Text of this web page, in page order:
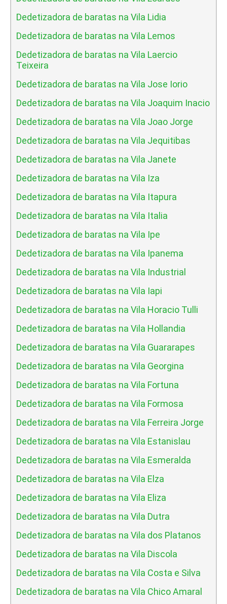
Dedetizadora de baratas na Vila Lidia
Dedetizadora de baratas na Vila Lemos
Dedetizadora de baratas na Vila Laercio
Teixeira
Dedetizadora de baratas na Vila Jose Iorio
Dedetizadora de baratas na Vila Joaquim Inacio
Dedetizadora de baratas na Vila Joao Jorge
Dedetizadora de baratas na Vila Jequitibas
Dedetizadora de baratas na Vila Janete
Dedetizadora de baratas na Vila Iza
Dedetizadora de baratas na Vila Itapura
Dedetizadora de baratas na Vila Italia
Dedetizadora de baratas na Vila Ipe
Dedetizadora de baratas na Vila Ipanema
Dedetizadora de baratas na Vila Industrial
Dedetizadora de baratas na Vila Iapi
Dedetizadora de baratas na Vila Horacio Tulli
Dedetizadora de baratas na Vila Hollandia
Dedetizadora de baratas na Vila Guararapes
Dedetizadora de baratas na Vila Georgina
Dedetizadora de baratas na Vila Fortuna
Dedetizadora de baratas na Vila Formosa
Dedetizadora de baratas na Vila Ferreira Jorge
Dedetizadora de baratas na Vila Estanislau
Dedetizadora de baratas na Vila Esmeralda
Dedetizadora de baratas na Vila Elza
Dedetizadora de baratas na Vila Eliza
Dedetizadora de baratas na Vila Dutra
Dedetizadora de baratas na Vila dos Platanos
Dedetizadora de baratas na Vila Discola
Dedetizadora de baratas na Vila Costa e Silva
Dedetizadora de baratas na Vila Chico Amaral